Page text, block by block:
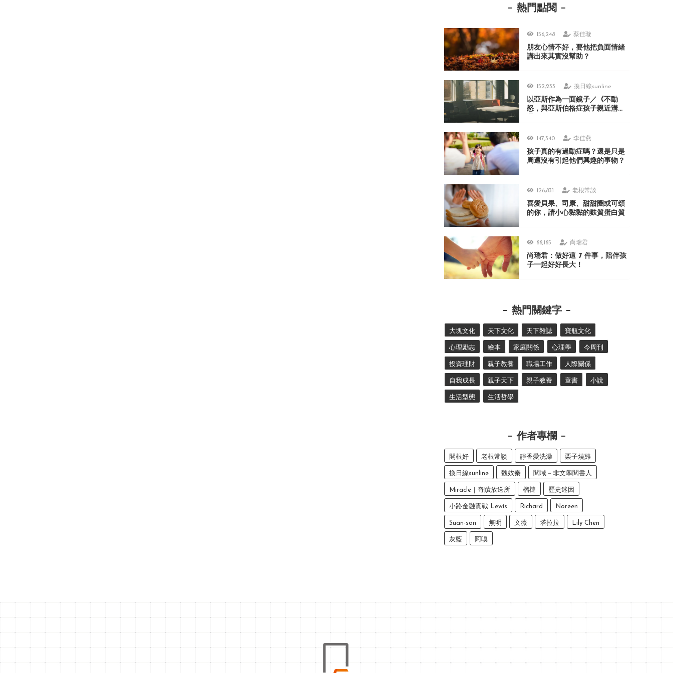
熱門點閱
156,248 蔡佳璇
朋友心情不好，要他把負面情緒
講出來其實沒幫助？
152,233 換日線sunline
以亞斯作為一面鏡子／《不動
怒，與亞斯伯格症孩子親近溝
147,340 李佳燕
孩子真的有過動症嗎？還是只是
周遭沒有引起他們興趣的事物？
126,831 老根常談
喜愛貝果、司康、甜甜圈或可頌
的你，請小心黏黏的麩質蛋白質
88,185 尚瑞君
尚瑞君：做好這 7 件事，陪伴孩
子一起好好長大！
熱門關鍵字
大塊文化 天下文化 天下雜誌 寶瓶文化
心理勵志 繪本 家庭關係 心理學 今周刊
投資理財 親子教養 職場工作 人際關係
自我成長 親子天下 親子教養 童書 小說
生活型態 生活哲學
作者專欄
開根好 老根常談 靜香愛洗澡 栗子燒雞
換日線sunline 魏妏秦 閱域－非文學閱書人
Miracle｜奇蹟放送所 榴槤 歷史迷因
小路金融實戰 Lewis Richard Noreen
Suan-san 無明 文薇 塔拉拉 Lily Chen
灰藍 阿嗅